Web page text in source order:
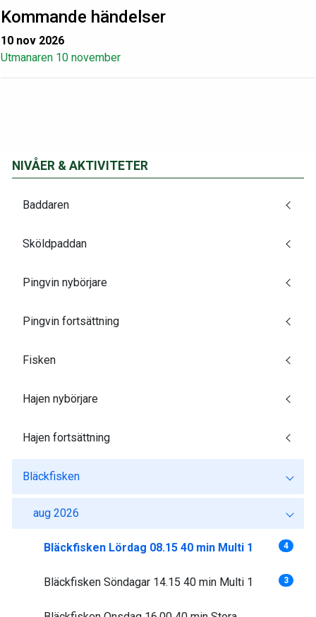
Kommande händelser
10 nov 2026
Utmanaren 10 november
NIVÅER & AKTIVITETER
Baddaren
Sköldpaddan
Pingvin nybörjare
Pingvin fortsättning
Fisken
Hajen nybörjare
Hajen fortsättning
Bläckfisken
aug 2026
Bläckfisken Lördag 08.15 40 min Multi 1 4
Bläckfisken Söndagar 14.15 40 min Multi 1 3